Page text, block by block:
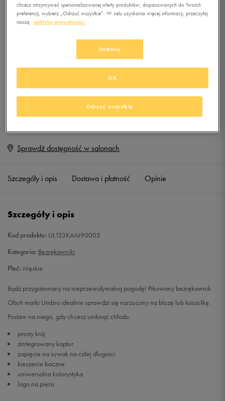
4.8 (
99,99 złz Vat
KLUBIE 50 STYLE
Produkt niedostępny
M Powiadom o dostępności
L Powiadom o dostępności
XXL
Sprawdź dostępność w salonach
Szczegóły i opis Dostawa i płatność Opinie
Szczegóły i opis
Kod produktu: UL123KAM90002
Kategoria: Bezrękawniki
Płeć: Męskie
Bądź przygotowany na nieprzewidywalną pogodę! Pikowany bezrękawnik
Obuti marki Umbro idealnie sprawdzi się narzucony na bluzę lub koszulkę.
Postaw na niego, gdy chcesz uniknąć chłodu.
prosty krój
zintegrowany kaptur
zapięcie na suwak na całej długości
kieszenie boczne
uniwersalna kolorystyka
logo na piersi
chcesz otrzymywać spersonalizowanej oferty produktów, dopasowanych do Twoich
preferencji, wybierz „Odrzuć wszystkie”. W celu uzyskania więcej informacji, przeczytaj
naszą
politykę prywatności.
Dostosuj
Odrzuć wszystkie
OK